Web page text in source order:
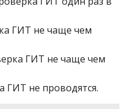
ГИТ не чаще чем
ГИТ не чаще чем
ГИТ не проводятся.